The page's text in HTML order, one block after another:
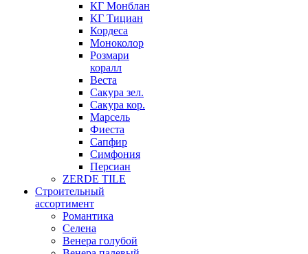
КГ Монблан
КГ Тициан
Кордеса
Моноколор
Розмари
коралл
Веста
Сакура зел.
Сакура кор.
Марсель
Фиеста
Сапфир
Симфония
Персиан
ZERDE TILE
Строительный
ассортимент
Романтика
Селена
Венера голубой